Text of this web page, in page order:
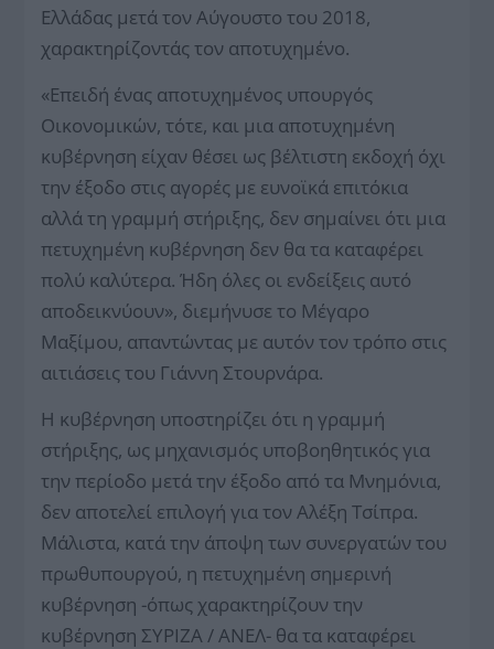
Ελλάδας μετά τον Αύγουστο του 2018,
χαρακτηρίζοντάς τον αποτυχημένο.
«Επειδή ένας αποτυχημένος υπουργός
Οικονομικών, τότε, και μια αποτυχημένη
κυβέρνηση είχαν θέσει ως βέλτιστη εκδοχή όχι
την έξοδο στις αγορές με ευνοϊκά επιτόκια
αλλά τη γραμμή στήριξης, δεν σημαίνει ότι μια
πετυχημένη κυβέρνηση δεν θα τα καταφέρει
πολύ καλύτερα. Ήδη όλες οι ενδείξεις αυτό
αποδεικνύουν», διεμήνυσε το Μέγαρο
Μαξίμου, απαντώντας με αυτόν τον τρόπο στις
αιτιάσεις του Γιάννη Στουρνάρα.
Η κυβέρνηση υποστηρίζει ότι η γραμμή
στήριξης, ως μηχανισμός υποβοηθητικός για
την περίοδο μετά την έξοδο από τα Μνημόνια,
δεν αποτελεί επιλογή για τον Αλέξη Τσίπρα.
Μάλιστα, κατά την άποψη των συνεργατών του
πρωθυπουργού, η πετυχημένη σημερινή
κυβέρνηση -όπως χαρακτηρίζουν την
κυβέρνηση ΣΥΡΙΖΑ / ΑΝΕΛ- θα τα καταφέρει